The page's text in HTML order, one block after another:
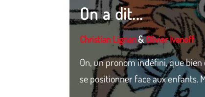
On a dit...
Christian Lignan&Olivier Ivanoff
On, un pronom indéfini, que
se positionner face aux enfants.